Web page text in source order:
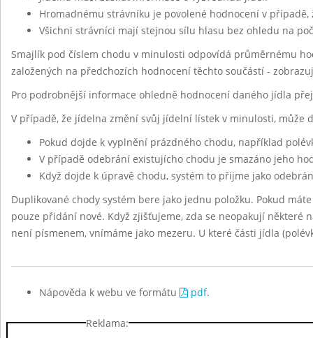
Hromadnému strávníku je povolené hodnocení v
Všichni strávníci mají stejnou sílu hlasu bez ohledu na
Smajlík pod číslem chodu v minulosti odpovídá průměrnému
založených na předchozích hodnocení těchto součástí -
Pro podrobnější informace ohledně hodnocení daného jídla
V případě, že jídelna změní svůj jídelní lístek v minulosti, může
Pokud dojde k vyplnění prázdného chodu, například
V případě odebrání existujícho chodu je smazáno jeho
Když dojde k úpravě chodu, systém to přijme jako
Duplikované chody systém bere jako jednu položku. Pokud
pouze přidání nové. Když zjišťujeme, zda se neopakují některé
není písmenem, vnímáme jako mezeru. U které části jídla
Nápověda k webu ve formátu pdf.
Reklama: